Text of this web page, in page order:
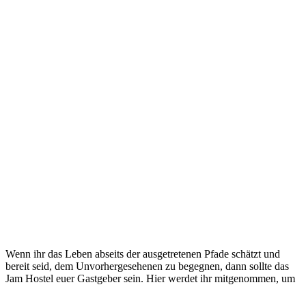
Wenn ihr das Leben abseits der ausgetretenen Pfade schätzt und
bereit seid, dem Unvorhergesehenen zu begegnen, dann sollte das
Jam Hostel euer Gastgeber sein. Hier werdet ihr mitgenommen, um